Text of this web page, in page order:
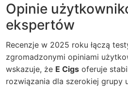
Opinie
ekspertów
Recenzje w 2025 roku łączą
zgromadzonymi opiniami
wskazuje, że E Cigs oferuje
rozwiązania dla szerokiej grupy